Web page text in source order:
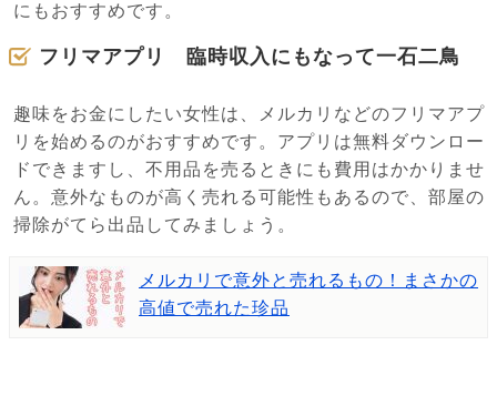
にもおすすめです。
フリマアプリ 臨時収入にもなって一石二鳥
趣味をお金にしたい女性は、メルカリなどのフリマアプ
リを始めるのがおすすめです。アプリは無料ダウンロー
ドできますし、不用品を売るときにも費用はかかりませ
ん。意外なものが高く売れる可能性もあるので、部屋の
掃除がてら出品してみましょう。
メルカリで意外と売れるもの！まさかの
高値で売れた珍品